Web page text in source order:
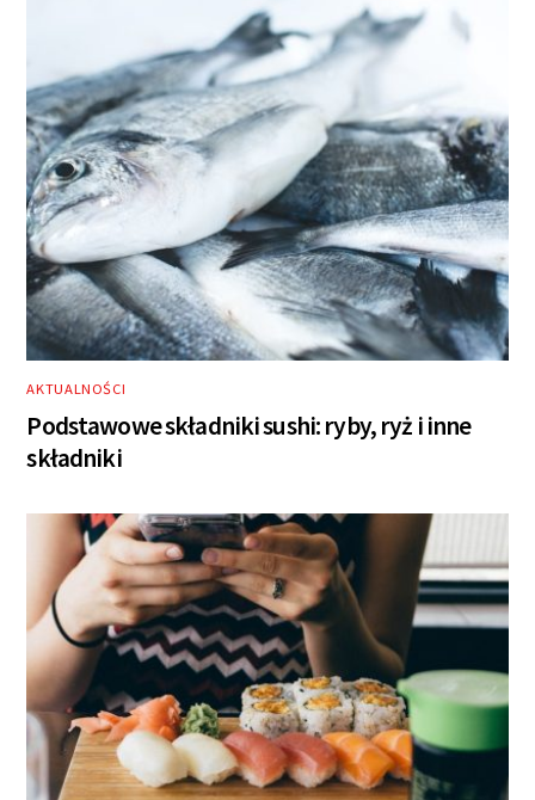
AKTUALNOŚCI
Podstawowe składniki sushi: ryby, ryż i inne
składniki